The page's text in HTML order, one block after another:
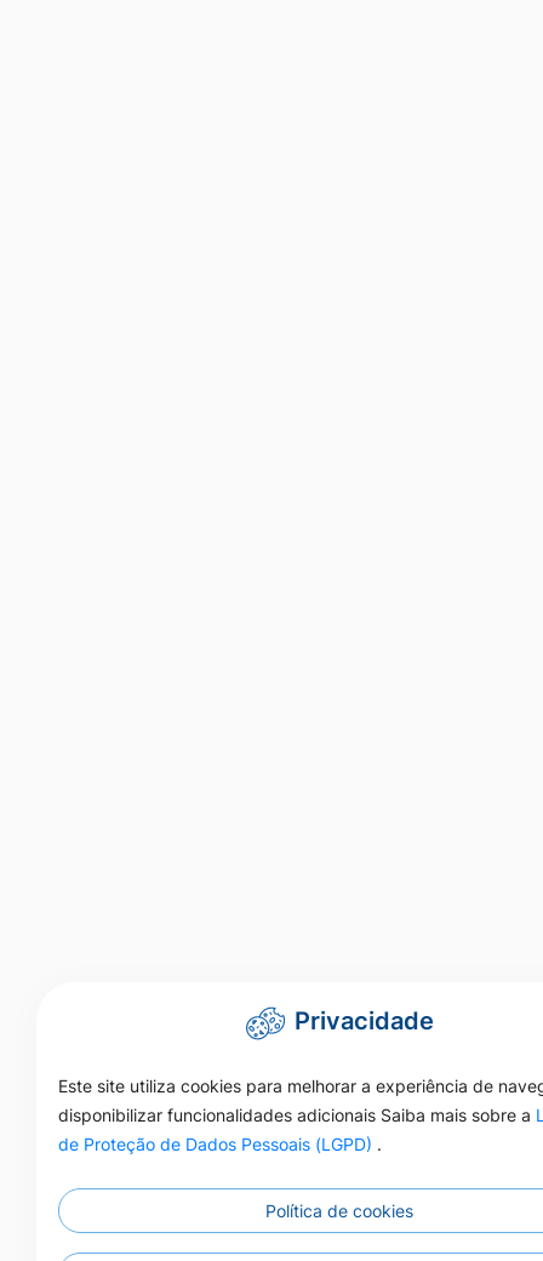
Privacidade
Este site utiliza cookies para melhorar a experiência de
disponibilizar funcionalidades adicionais Saiba mais sobre a
de Proteção de Dados Pessoais (LGPD) .
Política de cookies